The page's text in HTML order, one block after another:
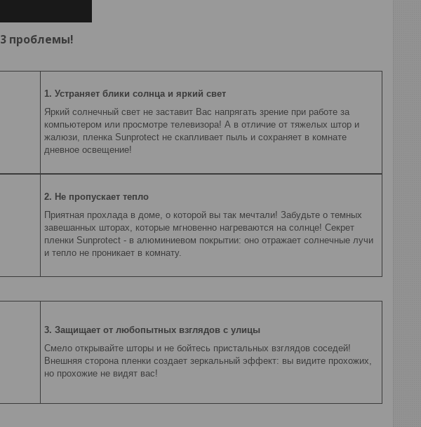
проблемы!
1. Устраняет блики солнца и яркий свет
Яркий солнечный свет не заставит Вас напрягать зрение при работе за
компьютером или просмотре телевизора! А в отличие от тяжелых штор и
жалюзи, пленка Sunprotect не скапливает пыль и сохраняет в комнате
дневное освещение!
2. Не пропускает тепло
Приятная прохлада в доме, о которой вы так мечтали! Забудьте о темных
завешанных шторах, которые мгновенно нагреваются на солнце! Секрет
пленки Sunprotect - в алюминиевом покрытии: оно отражает солнечные лучи
и тепло не проникает в комнату.
3. Защищает от любопытных взглядов с улицы
Смело открывайте шторы и не бойтесь пристальных взглядов соседей!
Внешняя сторона пленки создает зеркальный эффект: вы видите прохожих,
но прохожие не видят вас!